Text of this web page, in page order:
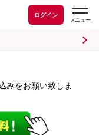
ログイン
みをお願い致しま